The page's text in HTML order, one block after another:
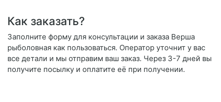
Как заказать?
Заполните форму для консультации и заказа Верша
рыболовная как пользоваться. Оператор уточнит у вас
все детали и мы отправим ваш заказ. Через 3-7 дней вы
получите посылку и оплатите её при получении.